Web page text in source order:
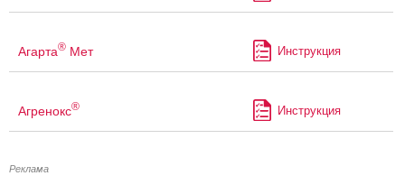
Агарта® Мет Инструкция
Агренокс® Инструкция
Реклама